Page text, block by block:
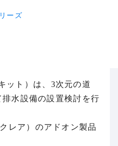
ーズ
ット）は、3次元の道
水設備の設置検討を行
レア）のアドオン製品